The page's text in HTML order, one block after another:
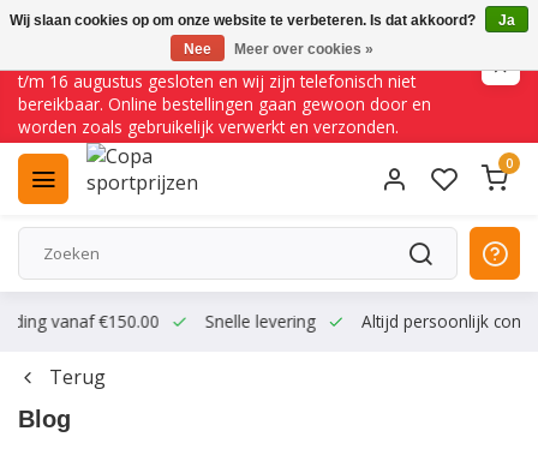
☀️ VAKANTIESLUITING ☀️ Onze fysieke winkel is van 10 juli
t/m 16 augustus gesloten en wij zijn telefonisch niet
bereikbaar. Online bestellingen gaan gewoon door en
worden zoals gebruikelijk verwerkt en verzonden.
0
vanaf €150.00 Snelle levering Altijd persoonlijk
Terug
Blog
Wij slaan cookies op om onze website te verbeteren. Is dat akkoord?
Ja
Nee
Meer over cookies »